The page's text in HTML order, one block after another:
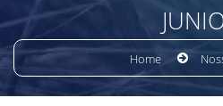
Home